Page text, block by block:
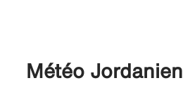
Météo Jordanien